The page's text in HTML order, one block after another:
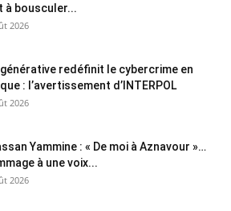
à bousculer...
2026
générative redéfinit le cybercrime en
: l’avertissement d’INTERPOL
2026
Yammine : « De moi à Aznavour »…
à une voix...
2026